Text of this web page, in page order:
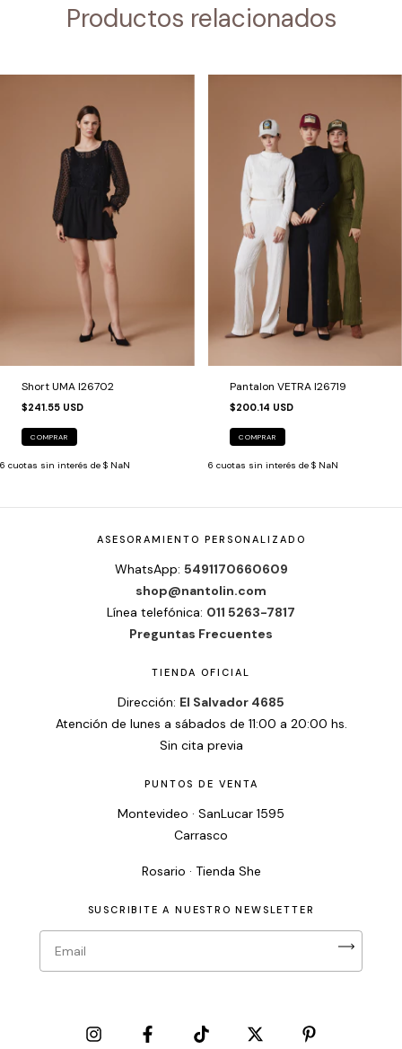
Productos relacionados
Short UMA I26702
$241.55 USD
COMPRAR
6 cuotas sin interés de $ NaN
Pantalon VETRA I26719
$200.14 USD
COMPRAR
6 cuotas sin interés de $ NaN
ASESORAMIENTO PERSONALIZADO
WhatsApp: 5491170660609
shop@nantolin.com
Línea telefónica: 011 5263-7817
Preguntas Frecuentes
TIENDA OFICIAL
Dirección: El Salvador 4685
Atención de lunes a sábados de 11:00 a 20:00 hs.
Sin cita previa
PUNTOS DE VENTA
Montevideo · SanLucar 1595
Carrasco
Rosario · Tienda She
SUSCRIBITE A NUESTRO NEWSLETTER